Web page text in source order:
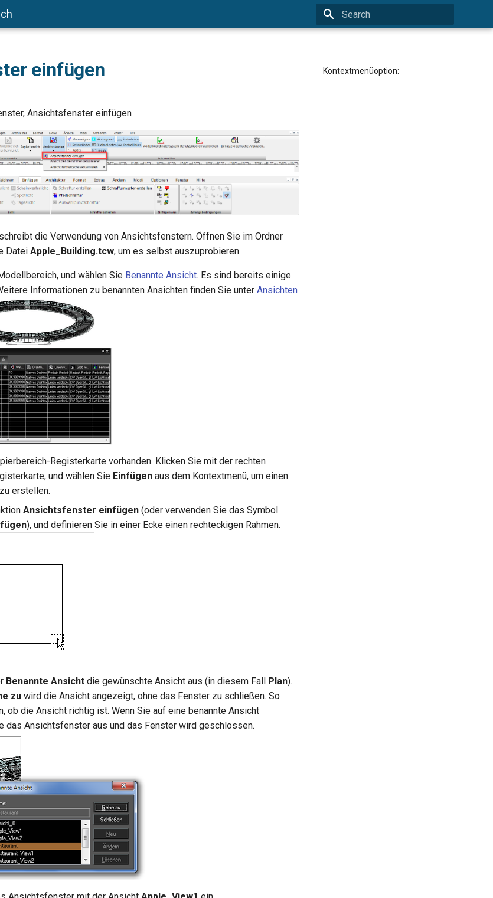
Kontextmenüoption:
einfügen
Ansichtsfenster einfügen
die Verwendung von Ansichtsfenstern. Öffnen Sie im Ordner
Datei Apple_Building.tcw, um es selbst auszuprobieren.
und wählen Sie Benannte Ansicht. Es sind bereits einige
Informationen zu benannten Ansichten finden Sie unter Ansichten
Registerkarte vorhanden. Klicken Sie mit der rechten
und wählen Sie Einfügen aus dem Kontextmenü, um einen
erstellen.
Ansichtsfenster einfügen (oder verwenden Sie das Symbol
), und definieren Sie in einer Ecke einen rechteckigen Rahmen.
Benannte Ansicht die gewünschte Ansicht aus (in diesem Fall Plan).
zu wird die Ansicht angezeigt, ohne das Fenster zu schließen. So
ob die Ansicht richtig ist. Wenn Sie auf eine benannte Ansicht
das Ansichtsfenster aus und das Fenster wird geschlossen.